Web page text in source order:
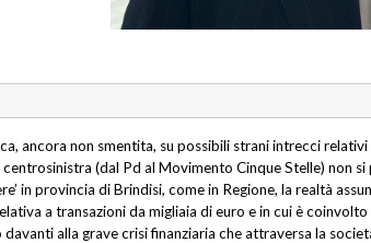
ancora non smentita, su possibili strani intrecci
(dal Pd al Movimento Cinque Stelle) non
in provincia di Brindisi, come in Regione, la realtà
a transazioni da migliaia di euro e in cui è
alla grave crisi finanziaria che attraversa la